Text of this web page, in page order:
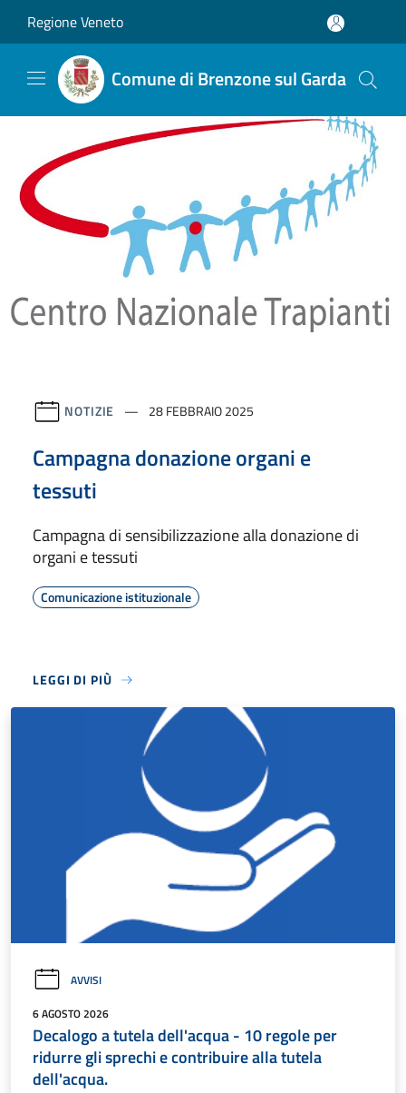
Regione Veneto
Comune di Brenzone sul Garda
NOTIZIE 28 FEBBRAIO 2025
Campagna donazione organi e
tessuti
Campagna di sensibilizzazione alla donazione di
organi e tessuti
Comunicazione istituzionale
LEGGI DI PIÙ
AVVISI
6 AGOSTO 2026
Decalogo a tutela dell'acqua - 10 regole per
ridurre gli sprechi e contribuire alla tutela
dell'acqua.